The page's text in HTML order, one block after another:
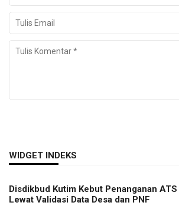
WIDGET INDEKS
Disdikbud Kutim Kebut Penanganan ATS
Lewat Validasi Data Desa dan PNF